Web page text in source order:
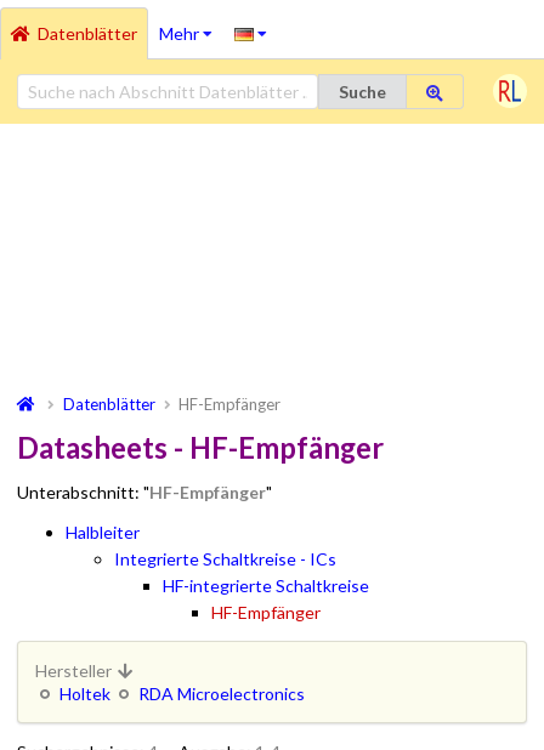
Datenblätter Mehr
Suche
Datenblätter HF-Empfänger
Datasheets - HF-Empfänger
Unterabschnitt: "HF-Empfänger"
Halbleiter
Integrierte Schaltkreise - ICs
HF-integrierte Schaltkreise
HF-Empfänger
Hersteller
Holtek
RDA Microelectronics